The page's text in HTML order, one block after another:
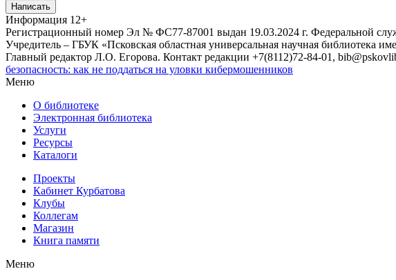
Написать
Информация 12+
Регистрационный номер Эл № ФС77-87001 выдан 19.03.2024 г. Федеральной
Учредитель – ГБУК «Псковская областная универсальная научная библиотека
Главный редактор Л.О. Егорова. Контакт редакции +7(8112)72-84-01,
безопасность: как не поддаться на уловки кибермошенников
Меню
О библиотеке
Электронная библиотека
Услуги
Ресурсы
Каталоги
Проекты
Кабинет Курбатова
Клубы
Коллегам
Магазин
Книга памяти
Меню